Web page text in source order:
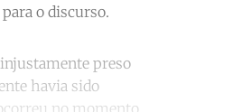
o discurso.
preso
havia sido